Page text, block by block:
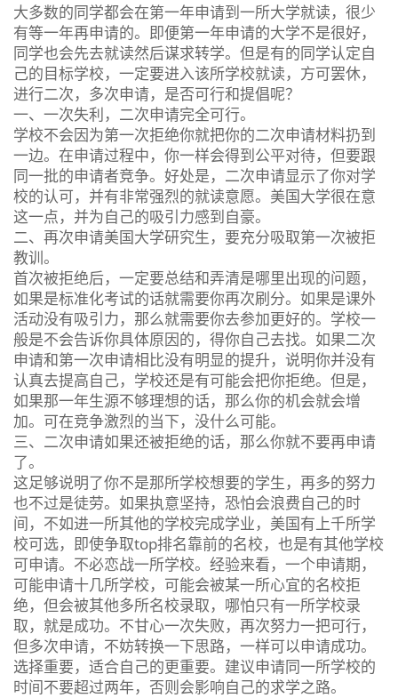
大多数的同学都会在第一年申请到一所大学就读，很少
有等一年再申请的。即便第一年申请的大学不是很好，
同学也会先去就读然后谋求转学。但是有的同学认定自
己的目标学校，一定要进入该所学校就读，方可罢休，
进行二次，多次申请，是否可行和提倡呢？
一、一次失利，二次申请完全可行。
学校不会因为第一次拒绝你就把你的二次申请材料扔到
一边。在申请过程中，你一样会得到公平对待，但要跟
同一批的申请者竞争。好处是，二次申请显示了你对学
校的认可，并有非常强烈的就读意愿。美国大学很在意
这一点，并为自己的吸引力感到自豪。
二、再次申请美国大学研究生，要充分吸取第一次被拒
教训。
首次被拒绝后，一定要总结和弄清是哪里出现的问题，
如果是标准化考试的话就需要你再次刷分。如果是课外
活动没有吸引力，那么就需要你去参加更好的。学校一
般是不会告诉你具体原因的，得你自己去找。如果二次
申请和第一次申请相比没有明显的提升，说明你并没有
认真去提高自己，学校还是有可能会把你拒绝。但是，
如果那一年生源不够理想的话，那么你的机会就会增
加。可在竞争激烈的当下，没什么可能。
三、二次申请如果还被拒绝的话，那么你就不要再申请
了。
这足够说明了你不是那所学校想要的学生，再多的努力
也不过是徒劳。如果执意坚持，恐怕会浪费自己的时
间，不如进一所其他的学校完成学业，美国有上千所学
校可选，即使争取top排名靠前的名校，也是有其他学校
可申请。不必恋战一所学校。经验来看，一个申请期，
可能申请十几所学校，可能会被某一所心宜的名校拒
绝，但会被其他多所名校录取，哪怕只有一所学校录
取，就是成功。不甘心一次失败，再次努力一把可行，
但多次申请，不妨转换一下思路，一样可以申请成功。
选择重要，适合自己的更重要。建议申请同一所学校的
时间不要超过两年，否则会影响自己的求学之路。